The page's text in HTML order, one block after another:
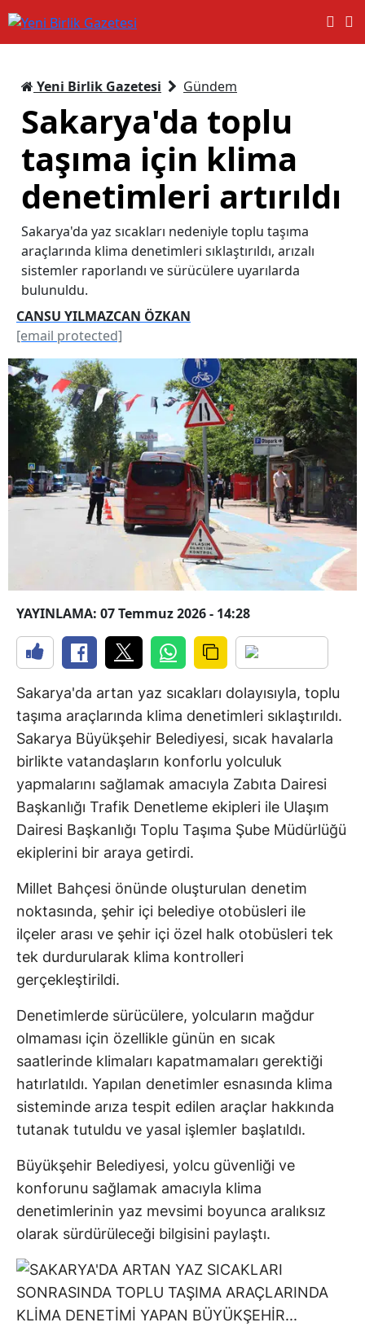
Yeni Birlik Gazetesi Gündem
Sakarya'da toplu
taşıma için klima
denetimleri artırıldı
Sakarya'da yaz sıcakları nedeniyle toplu taşıma
araçlarında klima denetimleri sıklaştırıldı, arızalı
sistemler raporlandı ve sürücülere uyarılarda
bulunuldu.
CANSU YILMAZCAN ÖZKAN
[email protected]
YAYINLAMA: 07 Temmuz 2026 - 14:28
Sakarya'da artan yaz sıcakları dolayısıyla, toplu
taşıma araçlarında klima denetimleri sıklaştırıldı.
Sakarya Büyükşehir Belediyesi, sıcak havalarla
birlikte vatandaşların konforlu yolculuk
yapmalarını sağlamak amacıyla Zabıta Dairesi
Başkanlığı Trafik Denetleme ekipleri ile Ulaşım
Dairesi Başkanlığı Toplu Taşıma Şube Müdürlüğü
ekiplerini bir araya getirdi.
Millet Bahçesi önünde oluşturulan denetim
noktasında, şehir içi belediye otobüsleri ile
ilçeler arası ve şehir içi özel halk otobüsleri tek
tek durdurularak klima kontrolleri
gerçekleştirildi.
Denetimlerde sürücülere, yolcuların mağdur
olmaması için özellikle günün en sıcak
saatlerinde klimaları kapatmamaları gerektiği
hatırlatıldı. Yapılan denetimler esnasında klima
sisteminde arıza tespit edilen araçlar hakkında
tutanak tutuldu ve yasal işlemler başlatıldı.
Büyükşehir Belediyesi, yolcu güvenliği ve
konforunu sağlamak amacıyla klima
denetimlerinin yaz mevsimi boyunca aralıksız
olarak sürdürüleceği bilgisini paylaştı.